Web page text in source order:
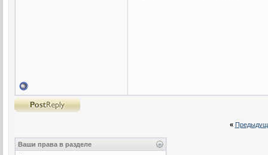
«
Ваши права в разделе